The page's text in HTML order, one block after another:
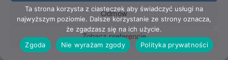
Odmów
Zobacz preferencje
Szczecin gospodarzem Indywidualnych Mistrzostw
Ta strona korzysta z ciasteczek aby świadczyć usługi na
najwyższym poziomie. Dalsze korzystanie ze strony oznacza,
że zgadzasz się na ich użycie.
Zgoda
Nie wyrażam zgody Polityka prywatności